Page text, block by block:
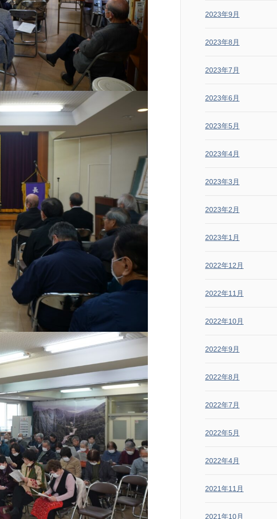
2023年9月
2023年8月
2023年7月
2023年6月
2023年5月
2023年4月
2023年3月
2023年2月
2023年1月
2022年12月
2022年11月
2022年10月
2022年9月
2022年8月
2022年7月
2022年5月
2022年4月
2021年11月
2021年10月